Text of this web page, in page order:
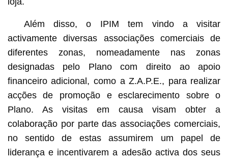
Além disso, o IPIM tem vindo a visitar
activamente diversas associações comerciais de
diferentes zonas, nomeadamente nas zonas
designadas pelo Plano com direito ao apoio
financeiro adicional, como a Z.A.P.E., para realizar
acções de promoção e esclarecimento sobre o
Plano. As visitas em causa visam obter a
colaboração por parte das associações comerciais,
no sentido de estas assumirem um papel de
liderança e incentivarem a adesão activa dos seus